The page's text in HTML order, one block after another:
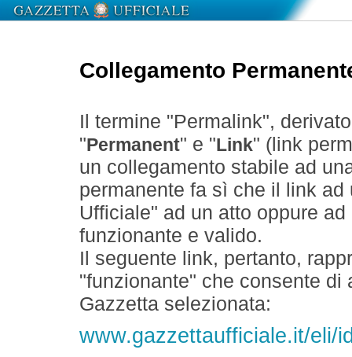
Collegamento
Il termine "Permalink",
" Permanent" e " Link" (link
un collegamento stabile ad
permanente fa sì che il link
Ufficiale" ad un atto oppure
funzionante e valido.
Il seguente link, pertanto,
"funzionante" che consente
Gazzetta selezionata:
www.gazzettaufficiale.it/eli/